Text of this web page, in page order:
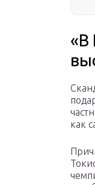
«В
как